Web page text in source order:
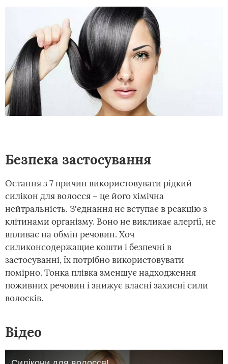
Безпека застосування
Остання з 7 причин використовувати рідкий
силікон для волосся – це його хімічна
нейтральність. З'єднання не вступає в реакцію з
клітинами організму. Воно не викликає алергії, не
впливає на обмін речовин. Хоч
силиконсодержащие кошти і безпечні в
застосуванні, їх потрібно використовувати
помірно. Тонка плівка зменшує надходження
поживних речовин і знижує власні захисні сили
волосків.
Відео